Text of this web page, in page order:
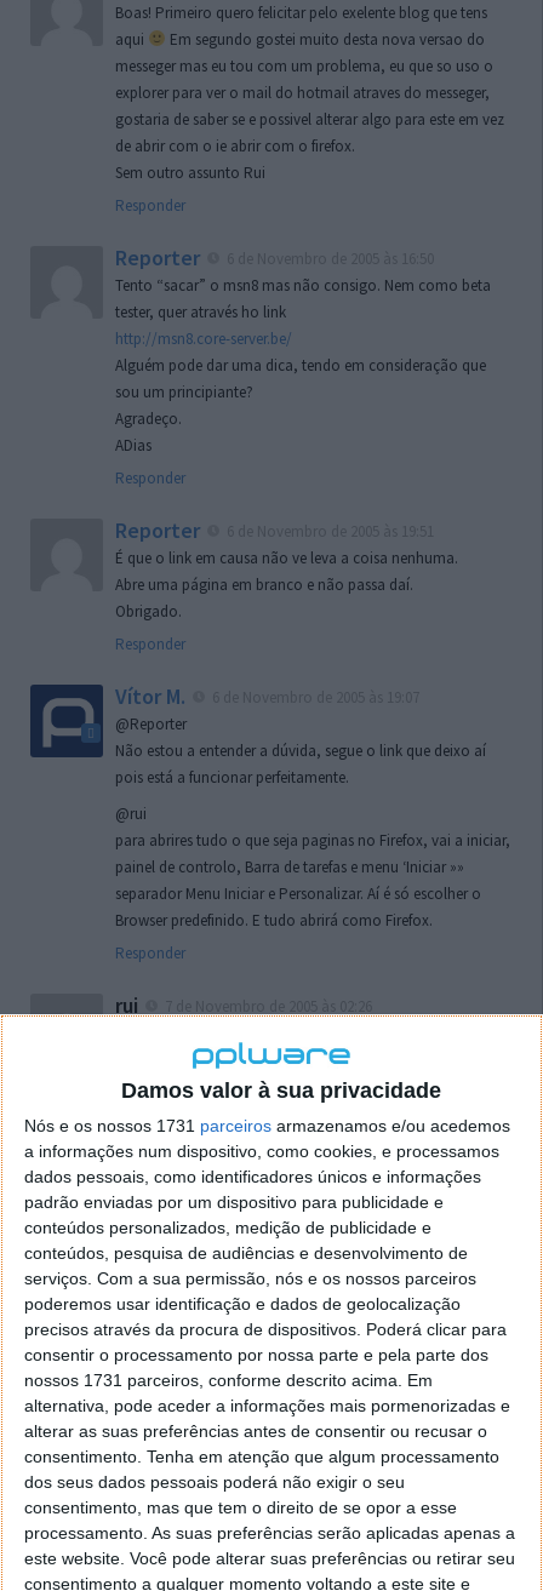
Damos valor à sua privacidade
Nós e os nossos 1731 parceiros armazenamos e/ou acedemos
a informações num dispositivo, como cookies, e processamos
dados pessoais, como identificadores únicos e informações
padrão enviadas por um dispositivo para publicidade e
conteúdos personalizados, medição de publicidade e
conteúdos, pesquisa de audiências e desenvolvimento de
serviços. Com a sua permissão, nós e os nossos parceiros
poderemos usar identificação e dados de geolocalização
precisos através da procura de dispositivos. Poderá clicar para
consentir o processamento por nossa parte e pela parte dos
nossos 1731 parceiros, conforme descrito acima. Em
alternativa, pode aceder a informações mais pormenorizadas e
alterar as suas preferências antes de consentir ou recusar o
consentimento. Tenha em atenção que algum processamento
dos seus dados pessoais poderá não exigir o seu
consentimento, mas que tem o direito de se opor a esse
processamento. As suas preferências serão aplicadas apenas a
este website. Você pode alterar suas preferências ou retirar seu
consentimento a qualquer momento voltando a este site e
Boas! Primeiro quero felicitar pelo exelente blog que tens
aqui
Em segundo gostei muito desta nova versao do
messeger mas eu tou com um problema, eu que so uso o
explorer para ver o mail do hotmail atraves do messeger,
gostaria de saber se e possivel alterar algo para este em vez
de abrir com o ie abrir com o firefox.
Sem outro assunto Rui
Responder
Reporter
Tento “sacar” o msn8 mas não consigo. Nem como beta
tester, quer através ho link
http://msn8.core-server.be/
Alguém pode dar uma dica, tendo em consideração que
sou um principiante?
Agradeço.
ADias
Responder
Reporter
É que o link em causa não ve leva a coisa nenhuma.
Abre uma página em branco e não passa daí.
Obrigado.
Responder
Vítor M.
@Reporter
Não estou a entender a dúvida, segue o link que deixo aí
pois está a funcionar perfeitamente.
@rui
para abrires tudo o que seja paginas no Firefox, vai a iniciar,
painel de controlo, Barra de tarefas e menu ‘Iniciar »»
separador Menu Iniciar e Personalizar. Aí é só escolher o
Browser predefinido. E tudo abrirá como Firefox.
Responder
rui
localizaçao referida n se encontra la nada k me permita por
o firefox como browser predefenido
Ja percorri o painel
tentei apagar o explorer na tentativa de forçar o uso do
firefox mas em vao. Kaso te lembres de outra dica fico
agradecido, caso contrario obrigado a mesma
Responder
Vítor M.
7 de Novembro de 2005 às 01:39
@Reporter
Desculpa mas o link funciona. Seja como for segue por mail
o MSn Messenger 8.
Responder
Vítor M.
@Rui
Tens de encontrar o que te falei. Faz da seguinte maneira,
janela iniciar e no topo dessa janela com o botão direito do
rato faz propriedades. Depois no separador Menu ‘Iniciar’
clica no botão ‘Personalizar’ aí encontrarás no separador